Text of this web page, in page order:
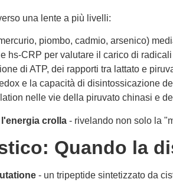
una lente a più livelli:
piombo, cadmio, arsenico)
hs-CRP per valutare il carico di
di ATP, dei rapporti tra lattato e
e la capacità di disintossicazione
nelle vie della piruvato chinasi e
crolla - rivelando non solo la
Quando la
- un tripeptide sintetizzato da